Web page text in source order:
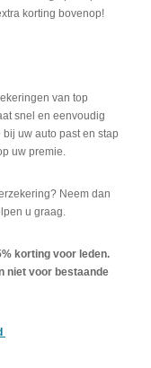
korting bovenop!
van top
snel en eenvoudig
uw auto past en stap
uw premie.
Neem dan
u graag.
korting voor leden.
niet voor bestaande